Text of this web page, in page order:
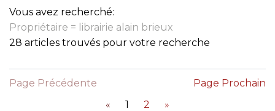
Vous avez recherché:
Propriétaire = librairie alain brieux
28 articles trouvés pour votre recherche
Page Précédente
«
1 2 »
Page Prochain